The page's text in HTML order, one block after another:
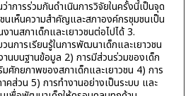
าการร่วมกันดำเนินการวิจัยในครั้งนี้เป็นจุด
เห็นความสำคัญและสภาองค์กรชุมชนเป็น
านสภาเด็กและเยาวชนต่อไปได้ 3.
นการเรียนรู้ในการพัฒนาเด็กและเยาวชน
นบนฐานข้อมูล 2) การมีส่วนร่วมของเด็ก
มศักยภาพของสภาเด็กและเยาวชน 4) การ
คส่วน 5) การทำงานอย่างเป็นระบบ และ